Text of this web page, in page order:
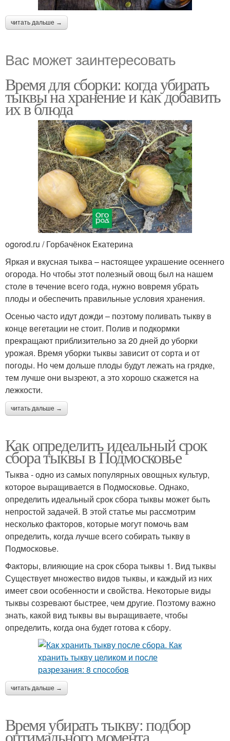
читать дальше →
Вас может заинтересовать
Время для сборки: когда убирать
тыквы на хранение и как добавить
их в блюда
ogorod.ru / Горбачёнок Екатерина
Яркая и вкусная тыква – настоящее украшение осеннего
огорода. Но чтобы этот полезный овощ был на нашем
столе в течение всего года, нужно вовремя убрать
плоды и обеспечить правильные условия хранения.
Осенью часто идут дожди – поэтому поливать тыкву в
конце вегетации не стоит. Полив и подкормки
прекращают приблизительно за 20 дней до уборки
урожая. Время уборки тыквы зависит от сорта и от
погоды. Но чем дольше плоды будут лежать на грядке,
тем лучше они вызреют, а это хорошо скажется на
лежкости.
читать дальше →
Как определить идеальный срок
сбора тыквы в Подмосковье
Тыква - одно из самых популярных овощных культур,
которое выращивается в Подмосковье. Однако,
определить идеальный срок сбора тыквы может быть
непростой задачей. В этой статье мы рассмотрим
несколько факторов, которые могут помочь вам
определить, когда лучше всего собирать тыкву в
Подмосковье.
Факторы, влияющие на срок сбора тыквы 1. Вид тыквы
Существует множество видов тыквы, и каждый из них
имеет свои особенности и свойства. Некоторые виды
тыквы созревают быстрее, чем другие. Поэтому важно
знать, какой вид тыквы вы выращиваете, чтобы
определить, когда она будет готова к сбору.
читать дальше →
Время убирать тыкву: подбор